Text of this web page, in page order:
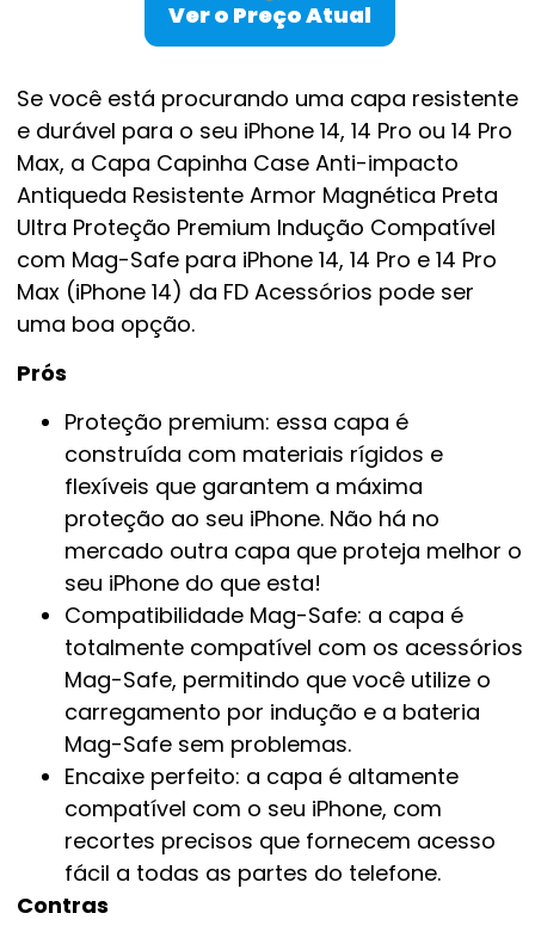
Ver o Preço Atual
Se você está procurando uma capa resistente
e durável para o seu iPhone 14, 14 Pro ou 14 Pro
Max, a Capa Capinha Case Anti-impacto
Antiqueda Resistente Armor Magnética Preta
Ultra Proteção Premium Indução Compatível
com Mag-Safe para iPhone 14, 14 Pro e 14 Pro
Max (iPhone 14) da FD Acessórios pode ser
uma boa opção.
Prós
Proteção premium: essa capa é
construída com materiais rígidos e
flexíveis que garantem a máxima
proteção ao seu iPhone. Não há no
mercado outra capa que proteja melhor o
seu iPhone do que esta!
Compatibilidade Mag-Safe: a capa é
totalmente compatível com os acessórios
Mag-Safe, permitindo que você utilize o
carregamento por indução e a bateria
Mag-Safe sem problemas.
Encaixe perfeito: a capa é altamente
compatível com o seu iPhone, com
recortes precisos que fornecem acesso
fácil a todas as partes do telefone.
Contras